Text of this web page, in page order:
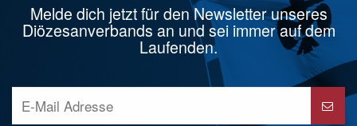
Melde dich jetzt für den Newsletter unseres
Diözesanverbands an und sei immer auf dem
Laufenden.